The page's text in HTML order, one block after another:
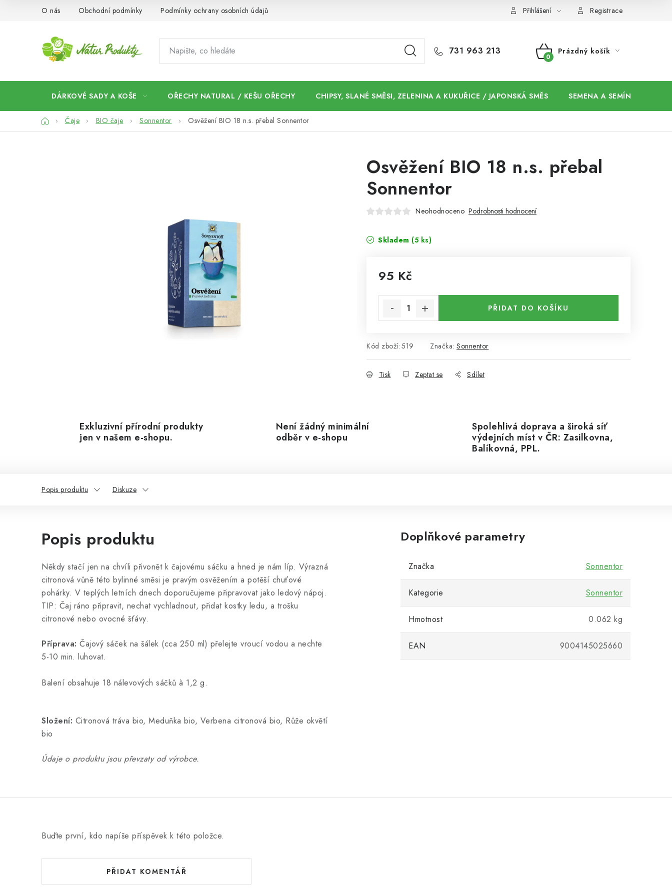
O nás Obchodní podmínky Podmínky ochrany osobních údajů Přihlášení Registrace
731 963 213
NÁKUPNÍ
Prázdný košík
DÁRKOVÉ SADY A KOŠE OŘECHY NATURAL / KEŠU OŘECHY CHIPSY, SLANÉ SMĚSI, ZELENINA A KUKUŘICE / JAPONSKÁ SMĚS SEMENA A SEMÍNKA / CHIA
DomůČaje BIO čaje Sonnentor Osvěžení BIO 18 n.s. přebal Sonnentor
Osvěžení BIO 18 n.s. přebal
Sonnentor
Neohodnoceno Podrobnosti hodnocení
Skladem (5 ks)
95 Kč
PŘIDAT DO KOŠÍKU
Kód zboží: 519 Značka: Sonnentor
Tisk Zeptat se Sdílet
Exkluzivní přírodní produkty
jen v našem e-shopu.
Není žádný minimální
odběr v e-shopu
Spolehlivá doprava a široká síť
výdejních míst v ČR: Zasilkovna,
Balíkovná, PPL.
Popis produktu Diskuze
Popis produktu
Někdy stačí jen na chvíli přivonět k čajovému sáčku a hned je nám líp. Výrazná
citronová vůně této bylinné směsi je pravým osvěžením a potěší chuťové
pohárky. V teplých letních dnech doporučujeme připravovat jako ledový nápoj.
TIP: Čaj ráno připravit, nechat vychladnout, přidat kostky ledu, a trošku
citronové nebo ovocné šťávy.
Příprava: Čajový sáček na šálek (cca 250 ml) přelejte vroucí vodou a nechte
5-10 min. luhovat.
Balení obsahuje 18 nálevových sáčků à 1,2 g.
Složení: Citronová tráva bio, Meduňka bio, Verbena citronová bio, Růže okvětí
bio
Údaje o produktu jsou převzaty od výrobce.
Doplňkové parametry
Značka Sonnentor
Kategorie Sonnentor
Hmotnost 0.062 kg
EAN 9004145025660
Buďte první, kdo napíše příspěvek k této položce.
PŘIDAT KOMENTÁŘ